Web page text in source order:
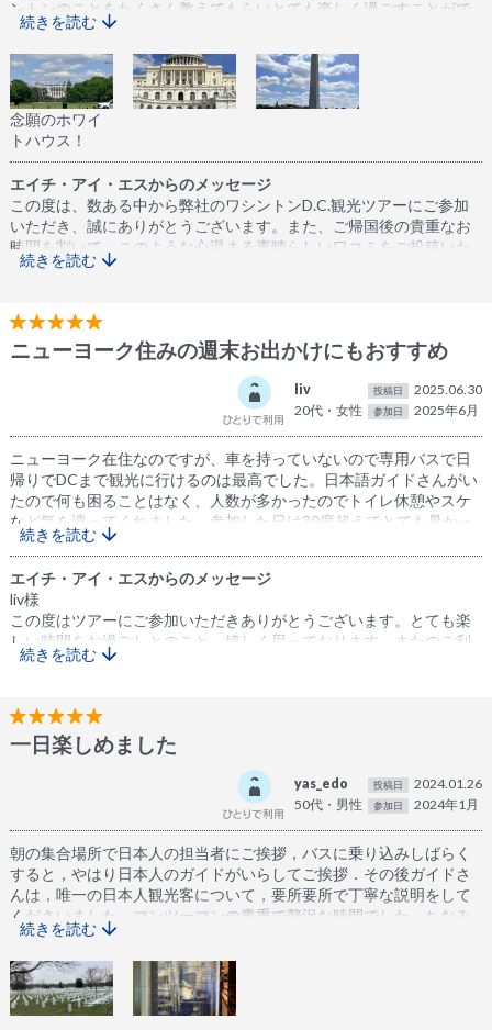
ントンのことをたくさん教えてもらいとても楽しく過ごすことがで
きました。現地についてからも、自力ではこんなにも沢山の観光地
を回ることはできなかったし、ガイドさんの説明があったからこそ
充実できた1日となりました。吉田さんはじめ、運転手さんや他のガ
イドさんにはとても感謝しています。とっても楽しいツアーをあり
がとうございました！！
続きを読む
念願のホワイ
トハウス！
エイチ・アイ・エスからのメッセージ
この度は、数ある中から弊社のワシントンD.C.観光ツアーにご参加
いただき、誠にありがとうございます。また、ご帰国後の貴重なお
時間を割いて、このような心温まる素晴らしい口コミをご投稿いた
だき、重ねてお礼申し上げます。
ということで、ご自身で行くことも検討された中で弊社のツアーを
お選びいただけたこと、大変光栄に存じます。
道中の車内から、ガイドの歴史や街並みについてのお話をお楽しみ
いただけたとのこと、大変嬉しく拝読いたしました。個人ではなか
なか1日で回りきれない数の名所を効率よくご案内できるのがツアー
の醍醐味ですが、ガイドの解説によって、より深く充実した1日をお
過ごしいただけたのであれば何よりでございます。
担当ガイドの吉田をはじめ、運転手や他のスタッフへも温かいお言
葉を頂戴し、私どもにとってこの上ない喜びであり、今後の大きな
励みとなります。頂戴したお言葉は、必ず本人たちにも申し伝えま
す。
これからも皆様の素晴らしい旅の思い出作りのお手伝いができるよ
う、スタッフ一同努めてまいります。またいつかご夫婦でご旅行さ
れる機会がございましたら、ぜひ弊社にお声がけくださいませ。
お客様の今後のご健康とご多幸を心よりお祈り申し上げます。この
度は本当にありがとうございました！
続きを読む
ニューヨーク住みの週末お出かけにもおすすめ
liv
20代・女性
投稿日 2025.06.30
参加日 2025年6月
ニューヨーク在住なのですが、車を持っていないので専用バスで日
帰りでDCまで観光に行けるのは最高でした。日本語ガイドさんがい
たので何も困ることはなく、人数が多かったのでトイレ休憩やスケ
など気を遣ってくれました。参加した日は30度超えでとても暑かっ
たので、外を歩き回って帰りはかなりくたくたでした。サングラス
と動きやすい服装がおすすめです。週末ちょっとニューヨークを離
れてお出かけしたい時にぴったりです。DC滞在時間は5時間くらい
でまだまだ見たりないので、今度自分でいってみようと思います。
続きを読む
エイチ・アイ・エスからのメッセージ
liv様
この度はツアーにご参加いただきありがとうございます。とても楽
しい時間をお過ごしとのこと、嬉しく思っております。またのご利
用をよろしくお願いいたします。
続きを読む
一日楽しめました
yas_edo
50代・男性
投稿日 2024.01.26
参加日 2024年1月
朝の集合場所で日本人の担当者にご挨拶，バスに乗り込みしばらく
すると，やはり日本人のガイドがいらしてご挨拶．その後ガイドさ
んは，唯一の日本人観光客について，要所要所で丁寧な説明をして
くださいました．マンツーマンの貴重で贅沢な時間でした．ちなみ
に同日同バスには，ポルトガル，イタリア，フランス，そして英語
圏からの観光客が同乗していたので，フランス語，イタリア語，ポ
ルトガル語，英語，そして日本語が飛び交って面白い風景でした．
ワシントンに行くまでに４〜５時間くらい移動に必要でしたが，途
中休憩もあり，さほど長くは感じませんでした．到着先でスミソニ
続きを読む